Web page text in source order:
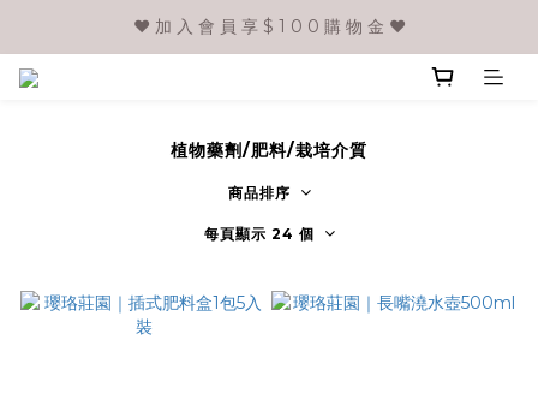
❤️ 加 入 會 員 享 $ 1 0 0 購 物 金 ❤️
植物藥劑/肥料/栽培介質
商品排序
每頁顯示 24 個